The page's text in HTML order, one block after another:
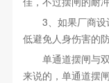
3、如果厂商设
低避免人身伤害的
单通道摆闸与双
来说的，单通道摆